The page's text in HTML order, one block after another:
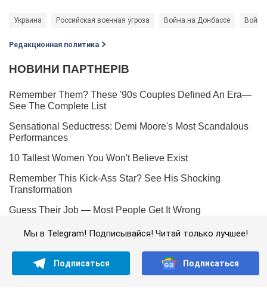
Украина Российская военная угроза Война на Донбассе Война
Редакционная политика
Мы в Telegram! Подписывайся! Читай только лучшее!
Подписаться Подписаться